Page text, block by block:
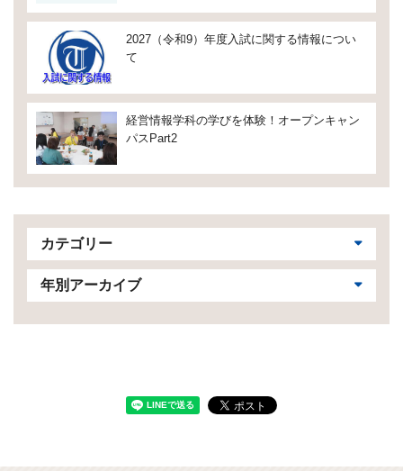
2027（令和9）年度入試に関する情報につい
て
経営情報学科の学びを体験！オープンキャン
パスPart2
カテゴリー
年別アーカイブ